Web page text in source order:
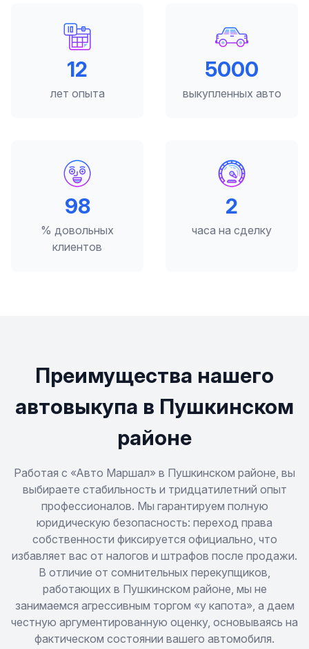
12
лет опыта
5000
выкупленных авто
98
% довольных
клиентов
2
часа на сделку
Преимущества нашего
автовыкупа в Пушкинском
районе
Работая с «Авто Маршал» в Пушкинском районе, вы
выбираете стабильность и тридцатилетний опыт
профессионалов. Мы гарантируем полную
юридическую безопасность: переход права
собственности фиксируется официально, что
избавляет вас от налогов и штрафов после продажи.
В отличие от сомнительных перекупщиков,
работающих в Пушкинском районе, мы не
занимаемся агрессивным торгом «у капота», а даем
честную аргументированную оценку, основываясь на
фактическом состоянии вашего автомобиля.